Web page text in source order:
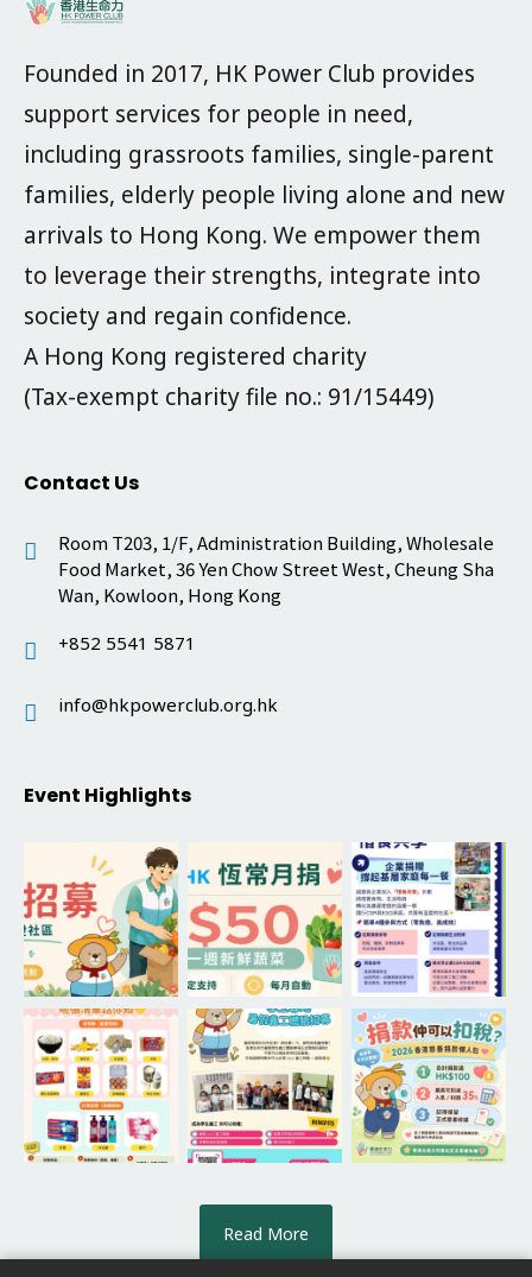
Founded in 2017, HK Power Club provides
support services for people in need,
including grassroots families, single-parent
families, elderly people living alone and new
arrivals to Hong Kong. We empower them
to leverage their strengths, integrate into
society and regain confidence.
A Hong Kong registered charity
(Tax-exempt charity file no.: 91/15449)
Contact Us
Room T203, 1/F, Administration Building, Wholesale
Food Market, 36 Yen Chow Street West, Cheung Sha
Wan, Kowloon, Hong Kong
+852 5541 5871
info@hkpowerclub.org.hk
Event Highlights
Read More